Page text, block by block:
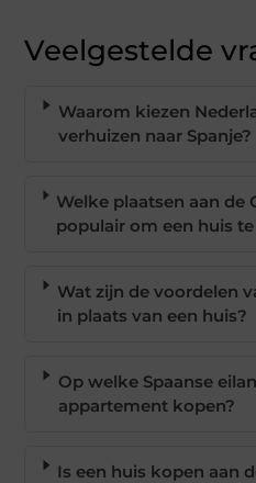
Veelgestelde
Waarom kiezen
verhuizen naar Spanje?
Welke plaatsen aan de
populair om een huis
Wat zijn de voordelen
in plaats van een huis?
Op welke Spaanse
appartement kopen?
Is een huis kopen aan